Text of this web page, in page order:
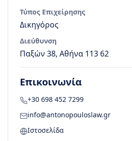
Τύπος Επιχείρησης
Δικηγόρος
Διεύθυνση
Παξών 38, Αθήνα 113 62
Επικοινωνία
+30 698 452 7299
info@antonopouloslaw.gr
Ιστοσελίδα